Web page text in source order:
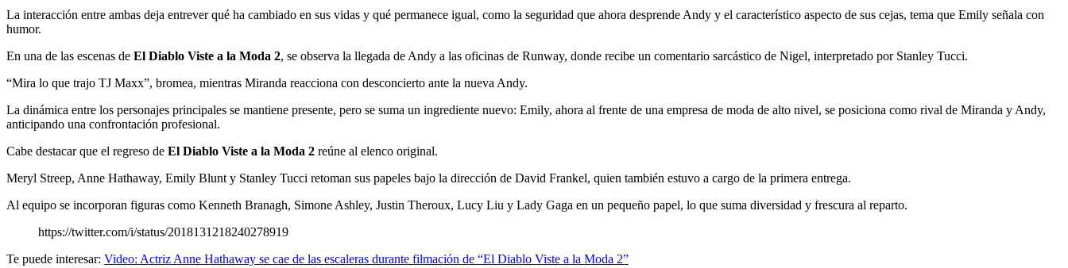
La interacción entre ambas deja entrever qué ha cambiado en sus vidas y qué permanece igual, como la seguridad que ahora desprende Andy y el característico aspecto de sus cejas, tema que Emily señala con
humor.
En una de las escenas de El Diablo Viste a la Moda 2, se observa la llegada de Andy a las oficinas de Runway, donde recibe un comentario sarcástico de Nigel, interpretado por Stanley Tucci.
“Mira lo que trajo TJ Maxx”, bromea, mientras Miranda reacciona con desconcierto ante la nueva Andy.
La dinámica entre los personajes principales se mantiene presente, pero se suma un ingrediente nuevo: Emily, ahora al frente de una empresa de moda de alto nivel, se posiciona como rival de Miranda y Andy,
anticipando una confrontación profesional.
Cabe destacar que el regreso de El Diablo Viste a la Moda 2 reúne al elenco original.
Meryl Streep, Anne Hathaway, Emily Blunt y Stanley Tucci retoman sus papeles bajo la dirección de David Frankel, quien también estuvo a cargo de la primera entrega.
Al equipo se incorporan figuras como Kenneth Branagh, Simone Ashley, Justin Theroux, Lucy Liu y Lady Gaga en un pequeño papel, lo que suma diversidad y frescura al reparto.
https://twitter.com/i/status/2018131218240278919
Te puede interesar: Video: Actriz Anne Hathaway se cae de las escaleras durante filmación de “El Diablo Viste a la Moda 2”